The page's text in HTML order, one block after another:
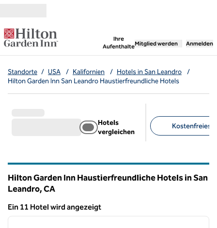
Ihre
Aufenthalte
,öffnet neue
Mitglied werden Anmelden
Standorte / USA / Kalifornien / Hotels in San Leandro
/
Hilton Garden Inn San Leandro Haustierfreundliche Hotels
Hotels
vergleichen
Kostenfreies
Hilton Garden Inn Haustierfreundliche Hotels in San
Leandro,CA
Ein 11 Hotel wird angezeigt
Ein 11 Hotel wird angezeigt
1 von 12